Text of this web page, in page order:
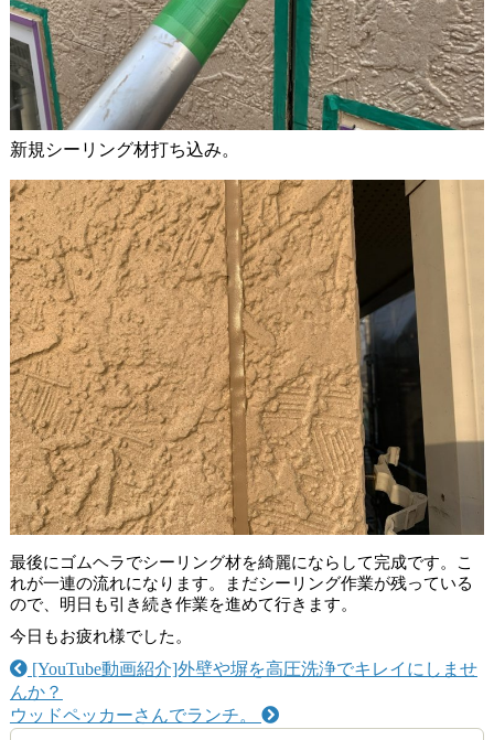
新規シーリング材打ち込み。
最後にゴムヘラでシーリング材を綺麗にならして完成です。こ
れが一連の流れになります。まだシーリング作業が残っている
ので、明日も引き続き作業を進めて行きます。
今日もお疲れ様でした。
[YouTube動画紹介]外壁や塀を高圧洗浄でキレイにしませ
んか？
ウッドペッカーさんでランチ。